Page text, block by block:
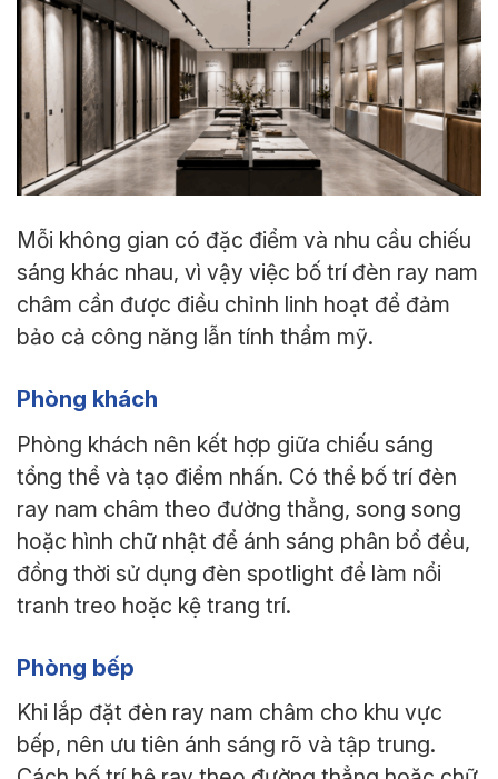
Mỗi không gian có đặc điểm và nhu cầu chiếu
sáng khác nhau, vì vậy việc bố trí đèn ray nam
châm cần được điều chỉnh linh hoạt để đảm
bảo cả công năng lẫn tính thẩm mỹ.
Phòng khách
Phòng khách nên kết hợp giữa chiếu sáng
tổng thể và tạo điểm nhấn. Có thể bố trí đèn
ray nam châm theo đường thẳng, song song
hoặc hình chữ nhật để ánh sáng phân bổ đều,
đồng thời sử dụng đèn spotlight để làm nổi
tranh treo hoặc kệ trang trí.
Phòng bếp
Khi lắp đặt đèn ray nam châm cho khu vực
bếp, nên ưu tiên ánh sáng rõ và tập trung.